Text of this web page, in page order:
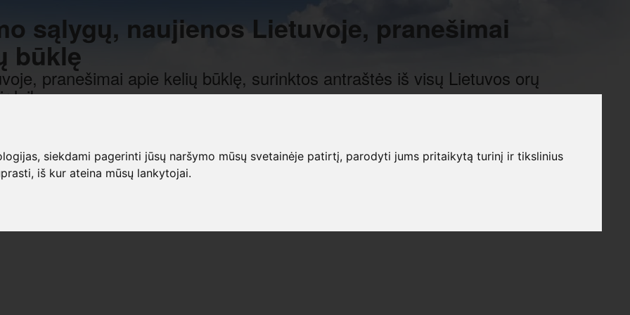
siekdami pagerinti jūsų naršymo mūsų svetainėje patirtį, parodyti jums pritaikytą turinį ir tikslinius
iš kur ateina mūsų lankytojai.
sąlygų, naujienos Lietuvoje, pranešimai
būklę
pranešimai apie kelių būklę, surinktos antraštės iš visų Lietuvos orų
laiką.